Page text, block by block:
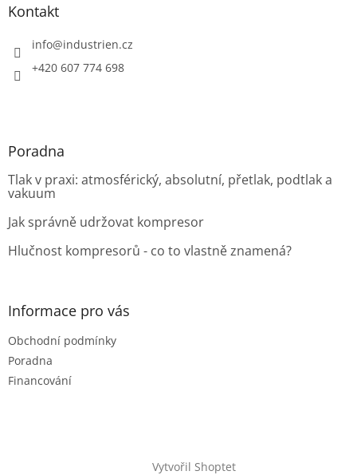
Kontakt
info@industrien.cz
+420 607 774 698
Poradna
Tlak v praxi: atmosférický, absolutní, přetlak, podtlak a
vakuum
Jak správně udržovat kompresor
Hlučnost kompresorů - co to vlastně znamená?
Informace pro vás
Obchodní podmínky
Poradna
Financování
Vytvořil Shoptet